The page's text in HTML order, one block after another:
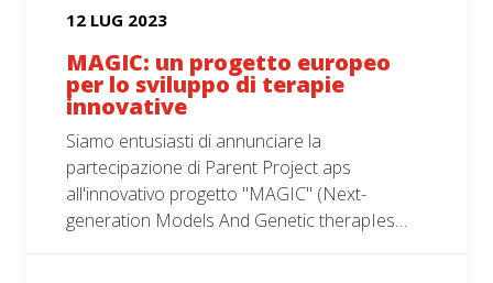
12 LUG 2023
MAGIC: un progetto europeo
per lo sviluppo di terapie
innovative
Siamo entusiasti di annunciare la
partecipazione di Parent Project aps
all'innovativo progetto "MAGIC" (Next-
generation Models And Genetic therapIes…